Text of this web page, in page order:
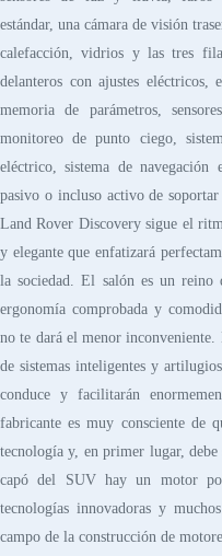
estándar, una cámara de visión
calefacción, vidrios y las tres
delanteros con ajustes
memoria de parámetros,
monitoreo de punto ciego,
eléctrico, sistema de navegación
pasivo o incluso activo de
Land Rover Discovery sigue el
y elegante que enfatizará
la sociedad. El salón es un reino
ergonomía comprobada y
no te dará el menor
de sistemas inteligentes y
conduce y facilitarán
fabricante es muy consciente de
tecnología y, en primer lugar,
capó del SUV hay un motor
tecnologías innovadoras y
campo de la construcción de